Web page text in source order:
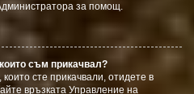
за помощ.
съм прикачвал?
сте прикачвали, отидете в
връзката Управление на